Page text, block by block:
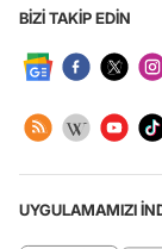
BİZİ TAKİP EDİN
UYGULAMAMIZI